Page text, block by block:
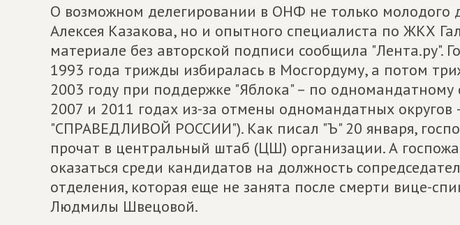
О возможном делегировании в ОНФ не только молодого
Алексея Казакова, но и опытного специалиста по ЖКХ
материале без авторской подписи сообщила "Лента.ру".
1993 года трижды избиралась в Мосгордуму, а потом
2003 году при поддержке "Яблока" – по одномандатному
2007 и 2011 годах из-за отмены одномандатных округов
"СПРАВЕДЛИВОЙ РОССИИ"). Как писал "Ъ" 20 января,
прочат в центральный штаб (ЦШ) организации. А
оказаться среди кандидатов на должность
отделения, которая еще не занята после смерти вице-
Людмилы Швецовой.